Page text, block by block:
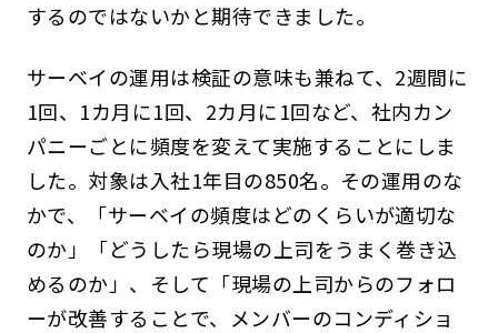
するのではないかと期待できました。
サーベイの運用は検証の意味も兼ねて、2週間に
1回、1カ月に1回、2カ月に1回など、社内カン
パニーごとに頻度を変えて実施することにしま
した。対象は入社1年目の850名。その運用のな
かで、「サーベイの頻度はどのくらいが適切な
のか」「どうしたら現場の上司をうまく巻き込
めるのか」、そして「現場の上司からのフォロ
ーが改善することで、メンバーのコンディショ